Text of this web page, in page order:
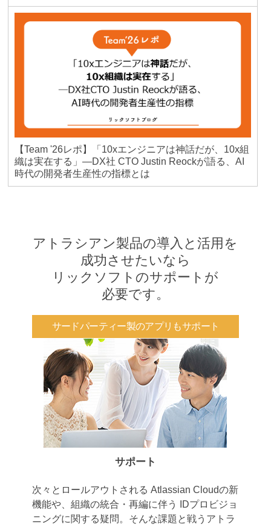
【Team '26レポ】「10xエンジニアは神話だが、10x組
織は実在する」―DX社 CTO Justin Reockが語る、AI
時代の開発者生産性の指標とは
アトラシアン製品の導入と活用を
成功させたいなら
リックソフトのサポートが
必要です。
サードパーティー製のアプリもサポート
サポート
次々とロールアウトされる Atlassian Cloudの新
機能や、組織の統合・再編に伴う IDプロビジョ
ニングに関する疑問。そんな課題と戦うアトラ